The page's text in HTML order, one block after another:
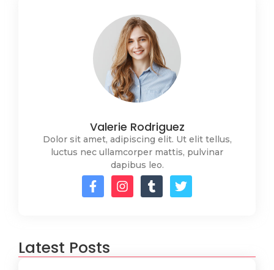
Valerie Rodriguez
Dolor sit amet, adipiscing elit. Ut elit tellus,
luctus nec ullamcorper mattis, pulvinar
dapibus leo.
Latest Posts